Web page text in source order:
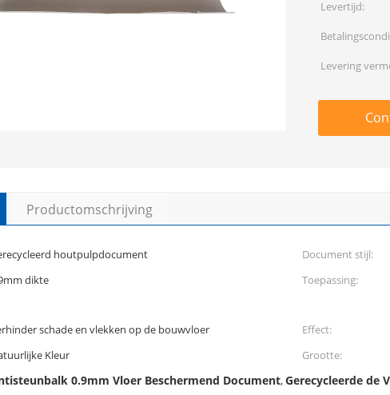
Levertijd:
Levering
Productomschrijving
houtpulpdocument Document stijl:
dikte Toepassing:
schade en vlekken op de bouwvloer Effect:
Kleur Grootte:
0.9mm Vloer Beschermend Document,Gerecycleerde de